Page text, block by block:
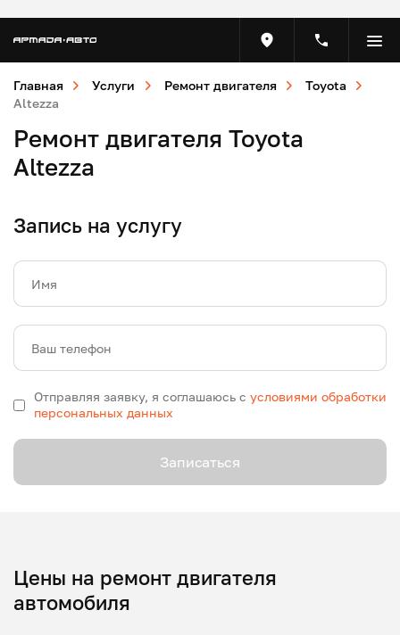
Главная Услуги Ремонт двигателя
Toyota
Altezza
Ремонт двигателя Toyota
Altezza
Запись на услугу
Имя
Ваш телефон
Отправляя заявку, я соглашаюсь с условиями обработки
персональных данных
Записаться
Цены на ремонт двигателя
автомобиля